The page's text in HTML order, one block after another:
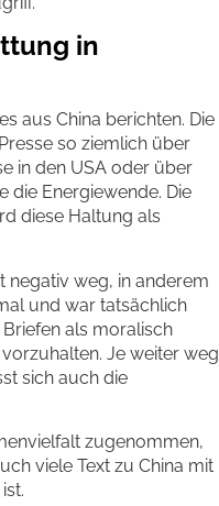
in
aus China berichten. Die
so ziemlich über
in den USA oder über
die Energiewende. Die
diese Haltung als
negativ weg, in anderem
und war tatsächlich
als moralisch
Je weiter weg
sich auch die
zugenommen,
viele Text zu China mit